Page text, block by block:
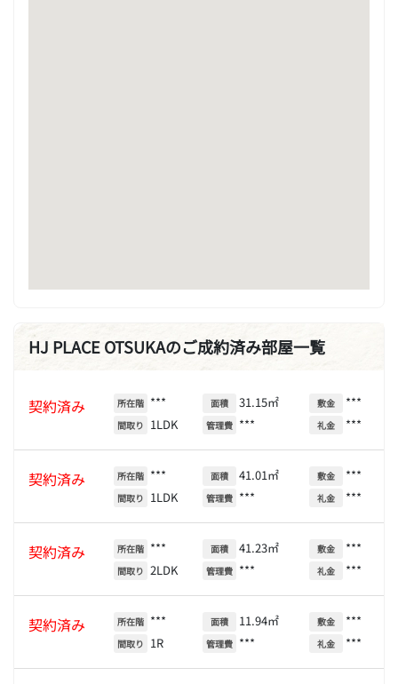
HJ PLACE OTSUKAのご成約済み部屋一覧
契約済み 所在階 ***
間取り 1LDK
面積 31.15㎡
管理費 ***
敷金 ***
礼金 ***
契約済み 所在階 ***
間取り 1LDK
面積 41.01㎡
管理費 ***
敷金 ***
礼金 ***
契約済み 所在階 ***
間取り 2LDK
面積 41.23㎡
管理費 ***
敷金 ***
礼金 ***
契約済み 所在階 ***
間取り 1R
面積 11.94㎡
管理費 ***
敷金 ***
礼金 ***